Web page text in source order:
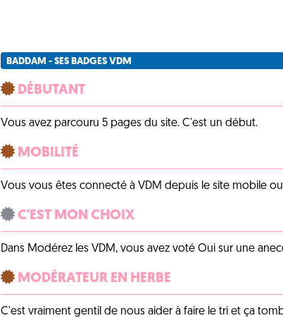
BADDAM - SES BADGES VDM
DÉBUTANT
Vous avez parcouru 5 pages du site. C'est un début.
MOBILITÉ
Vous vous êtes connecté à VDM depuis le site mobile
C'EST MON CHOIX
Dans Modérez les VDM, vous avez voté Oui sur une
MODÉRATEUR EN HERBE
C'est vraiment gentil de nous aider à faire le tri et ça